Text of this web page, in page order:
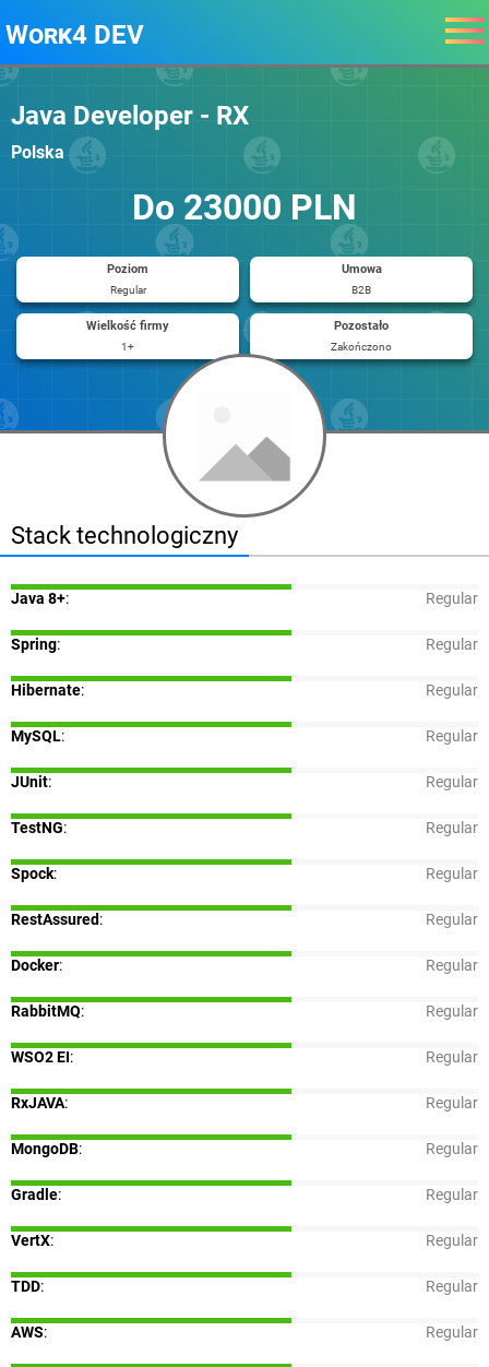
Work4 DEV
Java Developer - RX
Polska
Do 23000 PLN
Poziom
Regular
Umowa
B2B
Wielkość firmy
1+
Pozostało
Zakończono
Stack technologiczny
Java 8+: Regular
Spring: Regular
Hibernate: Regular
MySQL: Regular
JUnit: Regular
TestNG: Regular
Spock: Regular
RestAssured: Regular
Docker: Regular
RabbitMQ: Regular
WSO2 EI: Regular
RxJAVA: Regular
MongoDB: Regular
Gradle: Regular
VertX: Regular
TDD: Regular
AWS: Regular